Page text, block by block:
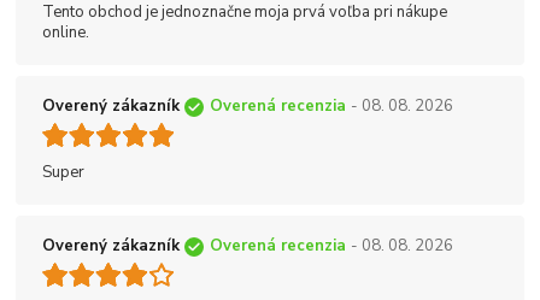
Tento obchod je jednoznačne moja prvá voľba pri nákupe
online.
Overený zákazník Overená recenzia - 08. 08. 2026
Super
Overený zákazník Overená recenzia - 08. 08. 2026